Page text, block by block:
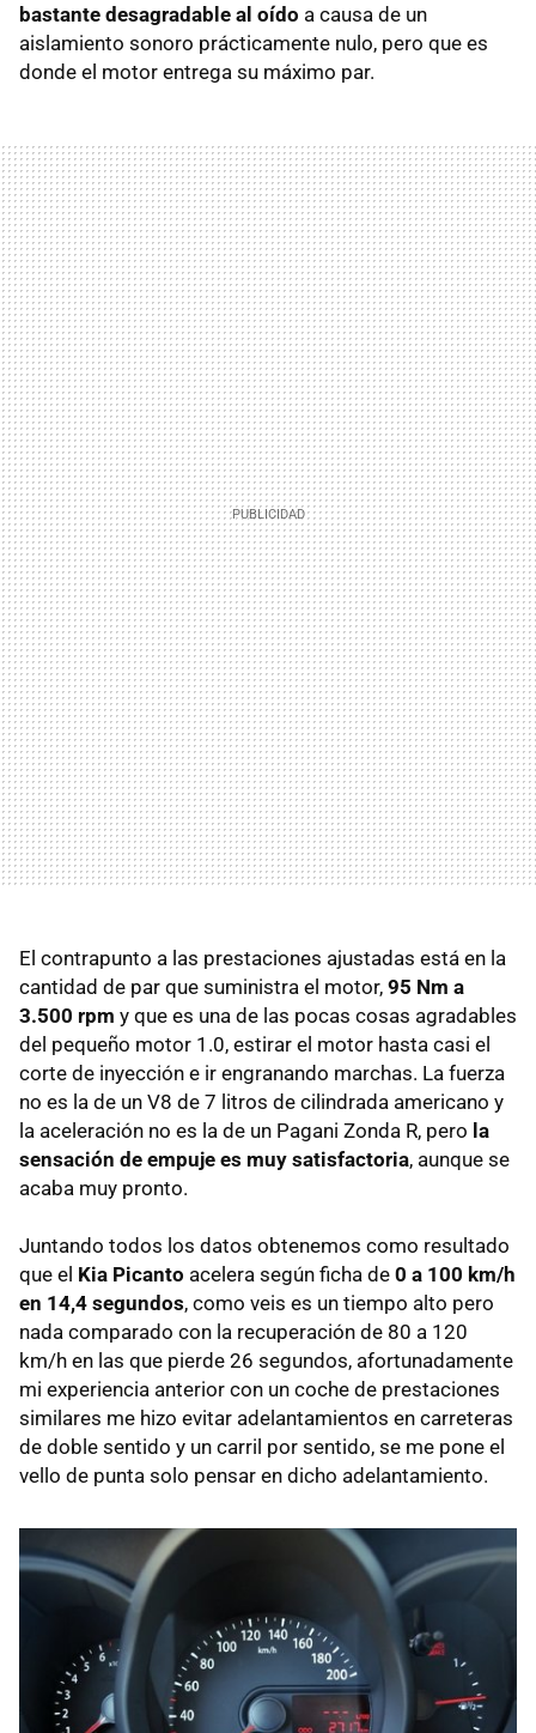
bastante desagradable al oído a causa de un
aislamiento sonoro prácticamente nulo, pero que es
donde el motor entrega su máximo par.
El contrapunto a las prestaciones ajustadas está en la
cantidad de par que suministra el motor, 95 Nm a
3.500 rpm y que es una de las pocas cosas agradables
del pequeño motor 1.0, estirar el motor hasta casi el
corte de inyección e ir engranando marchas. La fuerza
no es la de un V8 de 7 litros de cilindrada americano y
la aceleración no es la de un Pagani Zonda R, pero la
sensación de empuje es muy satisfactoria, aunque se
acaba muy pronto.
Juntando todos los datos obtenemos como resultado
que el Kia Picanto acelera según ficha de 0 a 100 km/h
en 14,4 segundos, como veis es un tiempo alto pero
nada comparado con la recuperación de 80 a 120
km/h en las que pierde 26 segundos, afortunadamente
mi experiencia anterior con un coche de prestaciones
similares me hizo evitar adelantamientos en carreteras
de doble sentido y un carril por sentido, se me pone el
vello de punta solo pensar en dicho adelantamiento.